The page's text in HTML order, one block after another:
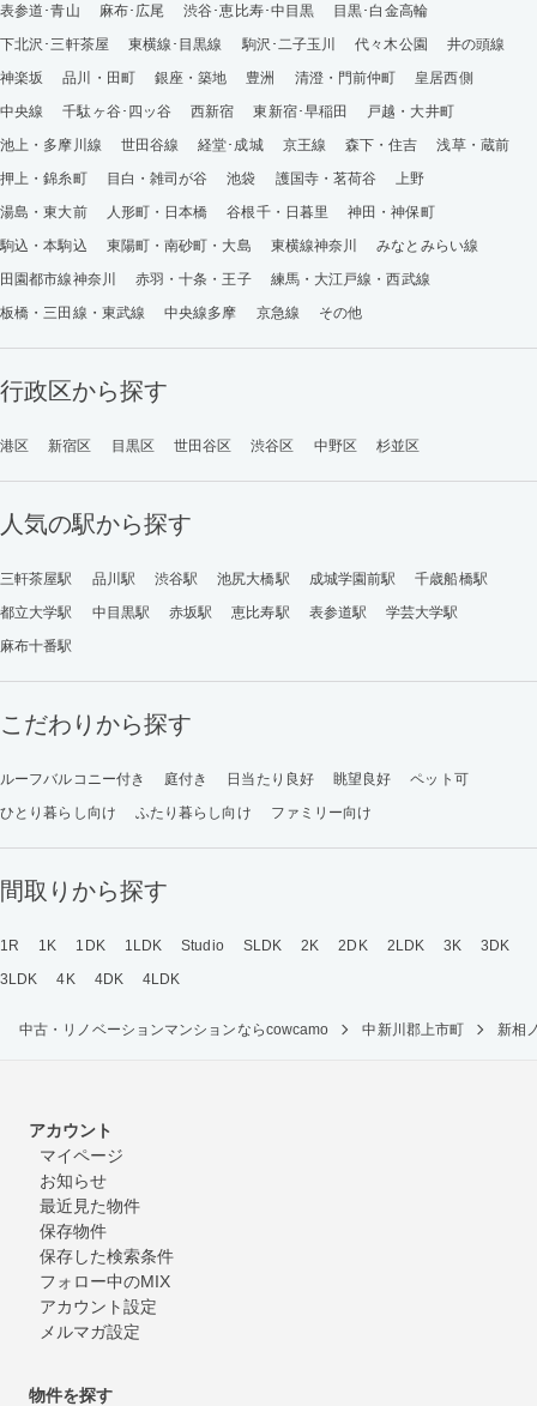
表参道･青山 麻布･広尾 渋谷･恵比寿･中目黒
目黒･白金高輪
下北沢･三軒茶屋
東横線･目黒線 駒沢･二子玉川 代々木公園
井の頭線
神楽坂
品川・田町 銀座・築地 豊洲 清澄・門前仲町
皇居西側
中央線
千駄ヶ谷･四ッ谷 西新宿 東新宿･早稲田
戸越・大井町
池上・多摩川線
世田谷線 経堂･成城 京王線 森下・住吉
浅草・蔵前
押上・錦糸町
目白・雑司が谷 池袋 護国寺・茗荷谷
上野
湯島・東大前
人形町・日本橋 谷根千・日暮里
神田・神保町
駒込・本駒込
東陽町・南砂町・大島 東横線神奈川
みなとみらい線
田園都市線神奈川
赤羽・十条・王子
練馬・大江戸線・西武線
板橋・三田線・東武線
中央線多摩 京急線 その他
行政区から探す
港区 新宿区 目黒区 世田谷区 渋谷区 中野区 杉並区
人気の駅から探す
三軒茶屋駅 品川駅 渋谷駅 池尻大橋駅 成城学園前駅
千歳船橋駅
都立大学駅
中目黒駅 赤坂駅 恵比寿駅 表参道駅
学芸大学駅
麻布十番駅
こだわりから探す
ルーフバルコニー付き 庭付き 日当たり良好 眺望良好
ペット可
ひとり暮らし向け
ふたり暮らし向け ファミリー向け
間取りから探す
1R 1K 1DK 1LDK Studio SLDK 2K 2DK 2LDK 3K
3DK
3LDK
4K 4DK 4LDK
中古・リノベーションマンションならcowcamo 中新川郡上市町 新相
アカウント
マイページ
お知らせ
最近見た物件
保存物件
保存した検索条件
フォロー中のMIX
アカウント設定
メルマガ設定
物件を探す